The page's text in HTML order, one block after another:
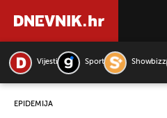
Vijesti Sport Showbizz
EPIDEMIJA
PRETRAŽITE VIJESTI